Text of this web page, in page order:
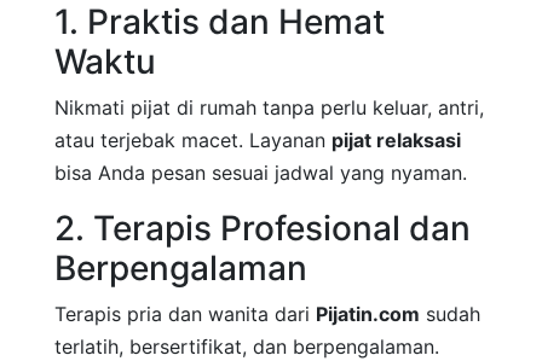
1. Praktis dan Hemat
Waktu
Nikmati pijat di rumah tanpa perlu keluar, antri,
atau terjebak macet. Layanan pijat relaksasi
bisa Anda pesan sesuai jadwal yang nyaman.
2. Terapis Profesional dan
Berpengalaman
Terapis pria dan wanita dari Pijatin.com sudah
terlatih, bersertifikat, dan berpengalaman.